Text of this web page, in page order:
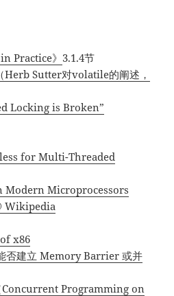
Practice》 3.1.4节
Sutter对volatile的阐述，
Locking is Broken”
for Multi-Threaded
Microprocessors
Wikipedia
x86
否建立 Memory Barrier 或并
Programming on